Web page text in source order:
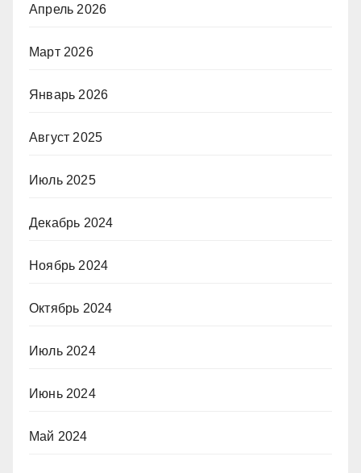
Апрель 2026
Март 2026
Январь 2026
Август 2025
Июль 2025
Декабрь 2024
Ноябрь 2024
Октябрь 2024
Июль 2024
Июнь 2024
Май 2024